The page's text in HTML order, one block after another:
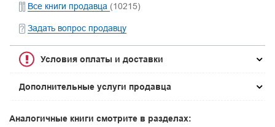
Все книги продавца (10215)
Задать вопрос продавцу
Условия оплаты и доставки
Дополнительные услуги продавца
Аналогичные книги смотрите в разделах: